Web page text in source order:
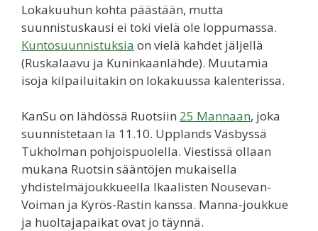
Lokakuuhun kohta päästään, mutta
suunnistuskausi ei toki vielä ole loppumassa.
Kuntosuunnistuksia on vielä kahdet jäljellä
(Ruskalaavu ja Kuninkaanlähde). Muutamia
isoja kilpailuitakin on lokakuussa kalenterissa.
KanSu on lähdössä Ruotsiin 25 Mannaan, joka
suunnistetaan la 11.10. Upplands Väsbyssä
Tukholman pohjoispuolella. Viestissä ollaan
mukana Ruotsin sääntöjen mukaisella
yhdistelmäjoukkueella Ikaalisten Nousevan-
Voiman ja Kyrös-Rastin kanssa. Manna-joukkue
ja huoltajapaikat ovat jo täynnä.